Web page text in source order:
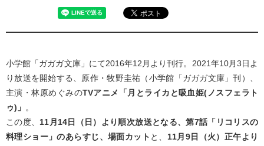
小学館「ガガガ文庫」にて2016年12月より刊行。2021年10月3日よ
り放送を開始する、原作・牧野圭祐（小学館「ガガガ文庫」刊）、
主演・林原めぐみのTVアニメ「月とライカと吸血姫(ノスフェラト
ゥ)」 。
この度、 11月14日（日）より順次放送となる、第7話「リコリスの
料理ショー」のあらすじ、場面カット と、 11月9日（火）正午より